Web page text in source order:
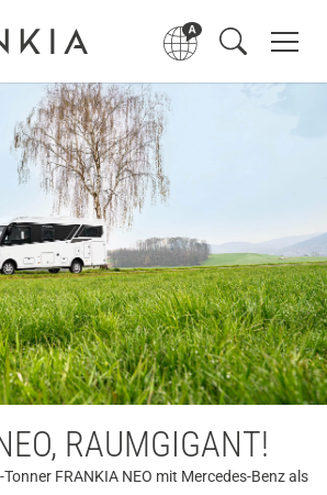
RAUMGIGANT!
FRANKIA NEO mit Mercedes-Benz als